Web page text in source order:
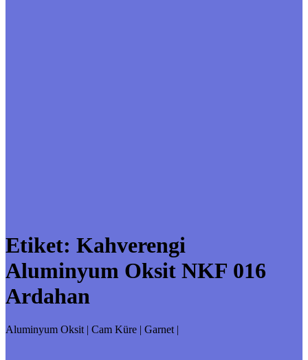
Etiket: Kahverengi
Aluminyum Oksit NKF 016
Ardahan
Aluminyum Oksit | Cam Küre | Garnet |